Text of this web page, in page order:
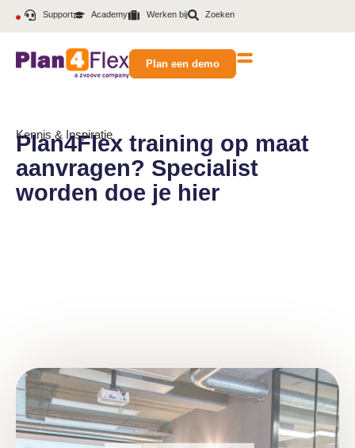
Support Academy Werken bij Zoeken
Plan een demo
Kennis & Inspiratie
Plan4Flex training op maat
aanvragen? Specialist
worden doe je hier